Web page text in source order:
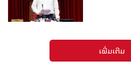
ເພີ່ມເຕີມ